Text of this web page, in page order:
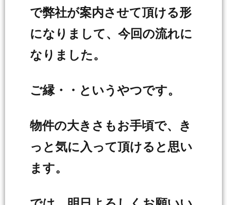
で弊社が案内させて頂ける形
になりまして、今回の流れに
なりました。
ご縁・・というやつです。
物件の大きさもお手頃で、き
っと気に入って頂けると思い
ます。